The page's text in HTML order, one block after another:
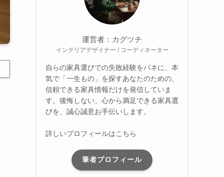
運営者：カグツチ
インテリアデザイナー / コーディネーター
自らの家具選びでの失敗経験をバネに、本
気で「一生もの」を探すあなたのための、
信頼できる家具情報だけを発信していま
す。後悔しない、心から満足できる家具選
びを、誠心誠意お手伝いします。
詳しいプロフィールはこちら
筆者プロフィール